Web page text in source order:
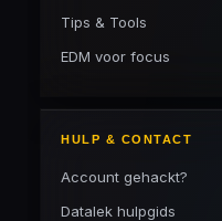
Tips & Tools
EDM voor focus
HULP & CONTACT
Account gehackt?
Datalek hulpgids